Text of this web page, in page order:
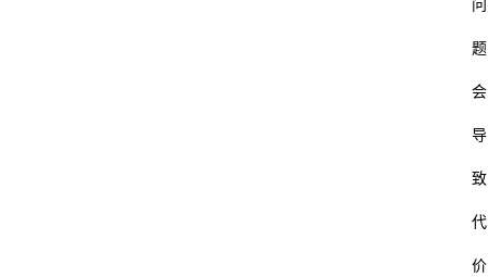
问
题
会
导
致
代
价